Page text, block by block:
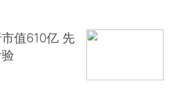
值610亿 先